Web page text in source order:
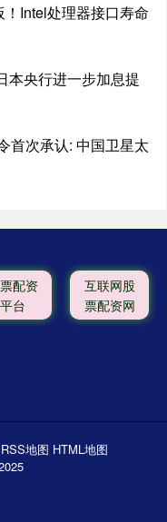
Intel处理器接口寿命
本央行进一步加息提
首次承认: 中国卫星太
配资
平台
互联网股
票配资网
RSS地图 HTML地图